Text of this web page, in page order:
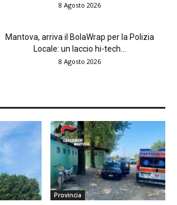
8 Agosto 2026
Mantova, arriva il BolaWrap per la Polizia
Locale: un laccio hi-tech...
8 Agosto 2026
Provincia